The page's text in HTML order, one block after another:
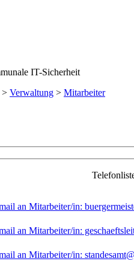
> Verwaltung > Mitarbeiter